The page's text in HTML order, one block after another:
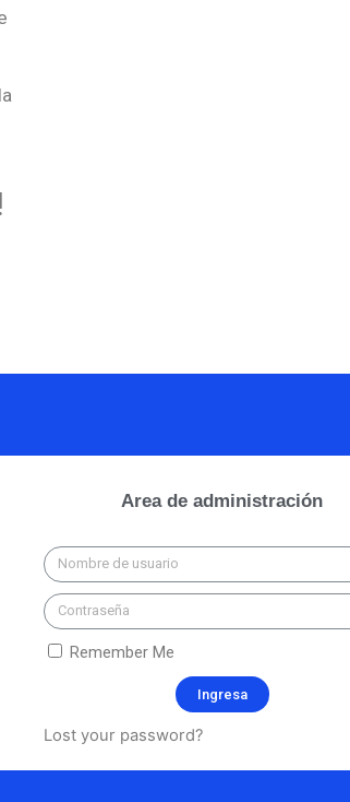
Area de administración
Remember Me
Ingresa
Lost your password?